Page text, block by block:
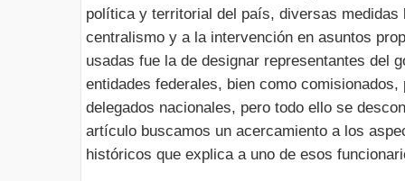
política y territorial del país, diversas medidas
centralismo y a la intervención en asuntos
usadas fue la de designar representantes del
entidades federales, bien como
delegados nacionales, pero todo ello se
artículo buscamos un acercamiento a los
históricos que explica a uno de esos